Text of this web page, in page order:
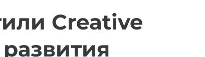
Creative